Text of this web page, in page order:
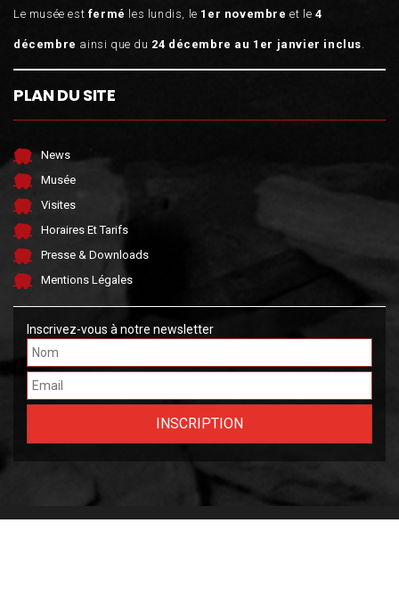
Le musée est fermé les lundis, le 1er novembre et le 4
décembre ainsi que du 24 décembre au 1er janvier inclus.
PLAN DU SITE
News
Musée
Visites
Horaires Et Tarifs
Presse & Downloads
Mentions Légales
Inscrivez-vous à notre newsletter